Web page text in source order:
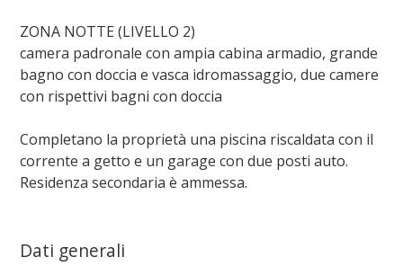
ZONA NOTTE (LIVELLO 2)
camera padronale con ampia cabina armadio, grande
bagno con doccia e vasca idromassaggio, due camere
con rispettivi bagni con doccia
Completano la proprietà una piscina riscaldata con il
corrente a getto e un garage con due posti auto.
Residenza secondaria è ammessa.
Dati generali